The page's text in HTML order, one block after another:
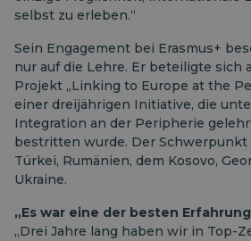
selbst zu erleben.“
Sein Engagement bei Erasmus+
nur auf die Lehre. Er beteiligte sich
Projekt „Linking to Europe at the
einer dreijährigen Initiative, die
Integration an der Peripherie
bestritten wurde. Der Schwerpunkt
Türkei, Rumänien, dem Kosovo,
Ukraine.
„Es war eine der besten
„Drei Jahre lang haben wir in Top-